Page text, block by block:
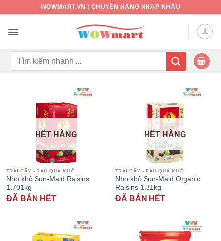
nội
WOWMART.VN | CHUYÊN HÀNG NHẬP KHẨU
Tìm
HẾT HÀNG
TRÁI CÂY - RAU QUẢ KHÔ
Nho khô Sun-Maid Raisins
1.701kg
ĐÃ BÁN HẾT
HẾT HÀNG
TRÁI CÂY - RAU QUẢ KHÔ
Nho khô Sun-Maid Organic
Raisins 1.81kg
ĐÃ BÁN HẾT